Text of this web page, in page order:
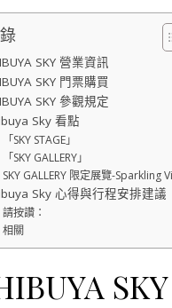
SKY 營業資訊
SKY 門票購買
SKY 參觀規定
Sky 看點
「SKY STAGE」
「SKY GALLERY」
SKY GALLERY 限定展覽-Sparkling
Sky 心得與行程安排建議
請按讚：
相關